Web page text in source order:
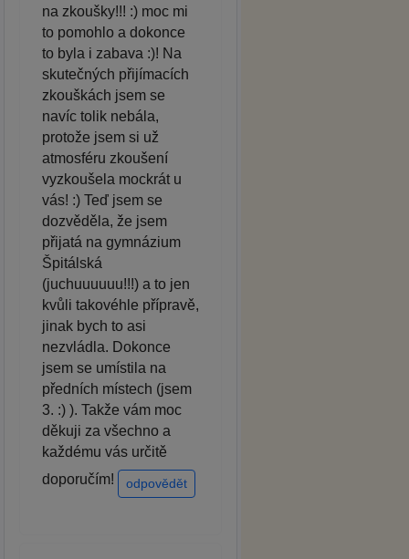
na zkoušky!!! :) moc mi
to pomohlo a dokonce
to byla i zabava :)! Na
skutečných přijímacích
zkouškách jsem se
navíc tolik nebála,
protože jsem si už
atmosféru zkoušení
vyzkoušela mockrát u
vás! :) Teď jsem se
dozvěděla, že jsem
přijatá na gymnázium
Špitálská
(juchuuuuuu!!!) a to jen
kvůli takovéhle přípravě,
jinak bych to asi
nezvládla. Dokonce
jsem se umístila na
předních místech (jsem
3. :) ). Takže vám moc
děkuji za všechno a
každému vás určitě
doporučím!
odpovědět